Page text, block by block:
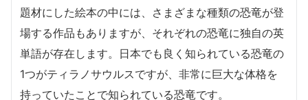
題材にした絵本の中には、さまざまな種類の恐竜が登
場する作品もありますが、それぞれの恐竜に独自の英
単語が存在します。日本でも良く知られている恐竜の
1つがティラノサウルスですが、非常に巨大な体格を
持っていたことで知られている恐竜です。